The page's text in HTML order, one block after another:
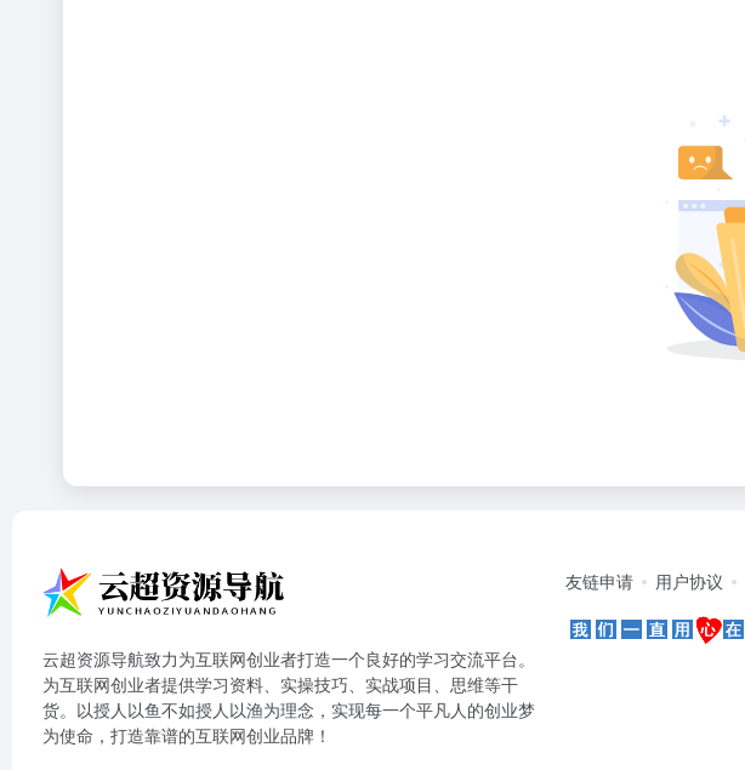
云超资源导航致力为互联网创业者打造一个良好的学习交流平台。
为互联网创业者提供学习资料、实操技巧、实战项目、思维等干
货。以授人以鱼不如授人以渔为理念，实现每一个平凡人的创业梦
为使命，打造靠谱的互联网创业品牌！
友链申请 用户协议